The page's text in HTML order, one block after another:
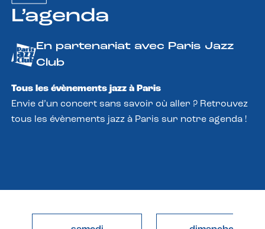
L’agenda
En partenariat avec Paris Jazz
Club
Tous les évènements jazz à Paris
Envie d’un concert sans savoir où aller ? Retrouvez
tous les évènements jazz à Paris sur notre agenda !